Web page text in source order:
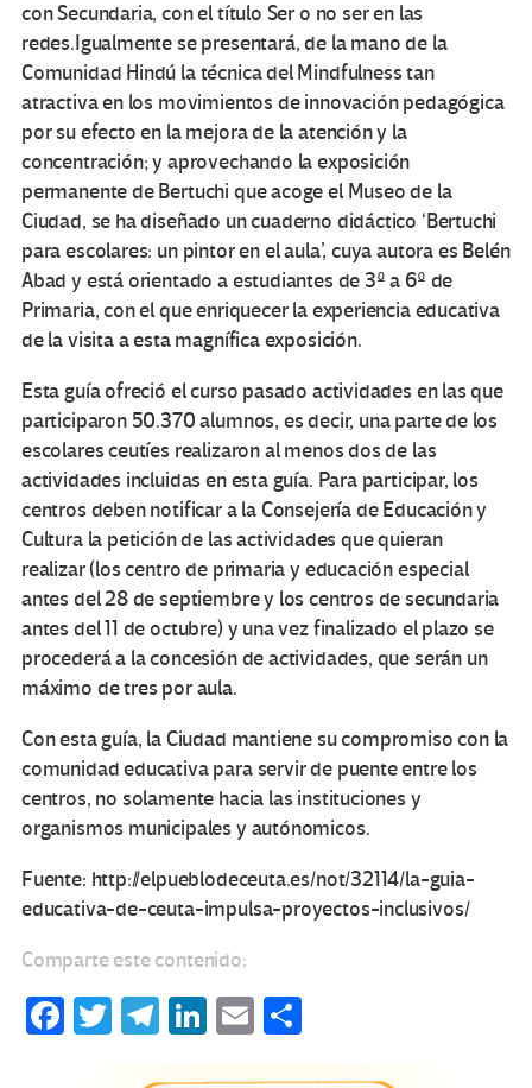
con Secundaria, con el título Ser o no ser en las
redes.Igualmente se presentará, de la mano de la
Comunidad Hindú la técnica del Mindfulness tan
atractiva en los movimientos de innovación pedagógica
por su efecto en la mejora de la atención y la
concentración; y aprovechando la exposición
permanente de Bertuchi que acoge el Museo de la
Ciudad, se ha diseñado un cuaderno didáctico ‘Bertuchi
para escolares: un pintor en el aula’, cuya autora es Belén
Abad y está orientado a estudiantes de 3º a 6º de
Primaria, con el que enriquecer la experiencia educativa
de la visita a esta magnífica exposición.
Esta guía ofreció el curso pasado actividades en las que
participaron 50.370 alumnos, es decir, una parte de los
escolares ceutíes realizaron al menos dos de las
actividades incluidas en esta guía. Para participar, los
centros deben notificar a la Consejería de Educación y
Cultura la petición de las actividades que quieran
realizar (los centro de primaria y educación especial
antes del 28 de septiembre y los centros de secundaria
antes del 11 de octubre) y una vez finalizado el plazo se
procederá a la concesión de actividades, que serán un
máximo de tres por aula.
Con esta guía, la Ciudad mantiene su compromiso con la
comunidad educativa para servir de puente entre los
centros, no solamente hacia las instituciones y
organismos municipales y autónomicos.
Fuente: http://elpueblodeceuta.es/not/32114/la-guia-
educativa-de-ceuta-impulsa-proyectos-inclusivos/
Comparte este contenido:
Fa T
Te Li
E